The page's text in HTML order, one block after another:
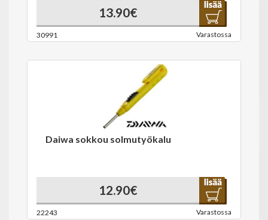
13.90€
30991 Varastossa
Daiwa sokkou solmutyökalu
12.90€
22243 Varastossa